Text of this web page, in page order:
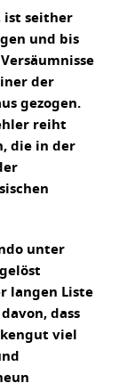
ist seither
und bis
der
gezogen.
reiht
die in der
unter
langen Liste
dass
viel